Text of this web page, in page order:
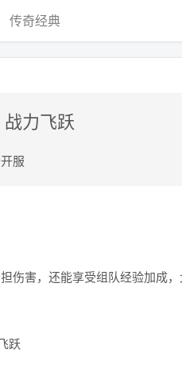
传奇经典
力飞跃
服
害，还能享受组队经验加成，